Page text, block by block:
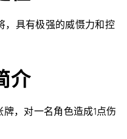
，具有极强的威慑力和控
介
，对一名角色造成1点伤